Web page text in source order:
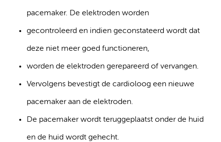
pacemaker. De elektroden worden
gecontroleerd en indien geconstateerd wordt dat
deze niet meer goed functioneren,
worden de elektroden gerepareerd of vervangen.
Vervolgens bevestigt de cardioloog een nieuwe
pacemaker aan de elektroden.
De pacemaker wordt teruggeplaatst onder de huid
en de huid wordt gehecht.